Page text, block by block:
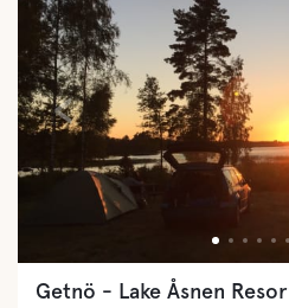
‹
Getnö - Lake Åsnen